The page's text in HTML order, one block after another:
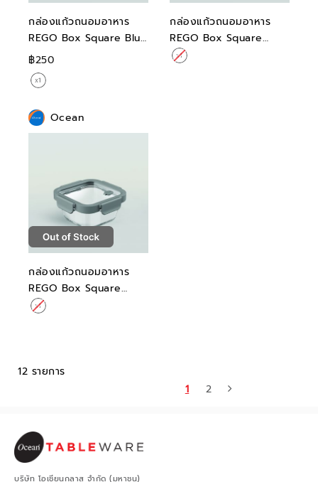
กล่องแก้วถนอมอาหาร
REGO Box Square Blue
Tide 520ML
฿250
กล่องแก้วถนอมอาหาร
REGO Box Square
Yellow Fizz 520ML
Ocean
กล่องแก้วถนอมอาหาร
REGO Box Square
Arctic Grey 520ML
12 รายการ
1
2
บริษัท โอเชียนกลาส จำกัด (มหาชน)